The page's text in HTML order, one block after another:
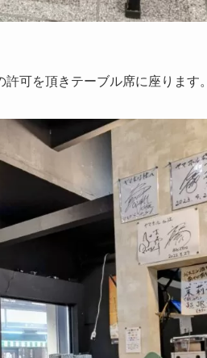
可を頂きテーブル席に座ります。